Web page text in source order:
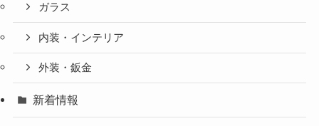
ガラス
内装・インテリア
外装・鈑金
新着情報